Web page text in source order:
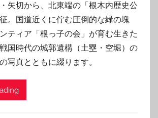
矢切から、北東端の「根木内歴史公
。国道近くに佇む圧倒的な緑の塊
ティア「根っ子の会」が育む生きた
国時代の城郭遺構（土塁・空堀）の
写真とともに綴ります。